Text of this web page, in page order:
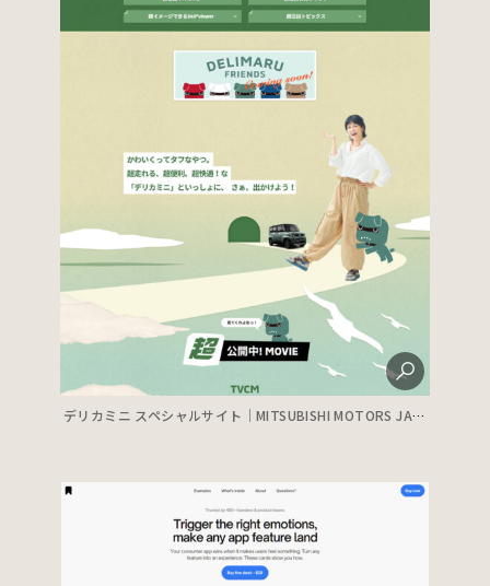
デリカミニ スペシャルサイト｜MITSUBISHI MOTORS JAPAN